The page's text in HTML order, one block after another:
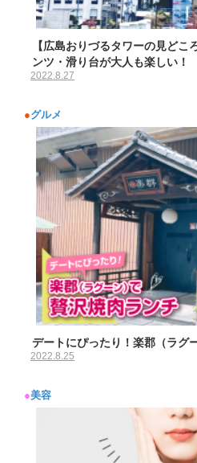
【広島おりづるタワーの見ど
ンツ・滑り台が大人も楽しい！
2022.8.27
●グルメ
デートにぴったり！楽郡（ラグ
2022.8.25
●美容